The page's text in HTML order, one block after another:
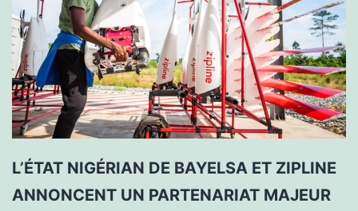
L’ÉTAT NIGÉRIAN DE BAYELSA ET ZIPLINE
ANNONCENT UN PARTENARIAT MAJEUR